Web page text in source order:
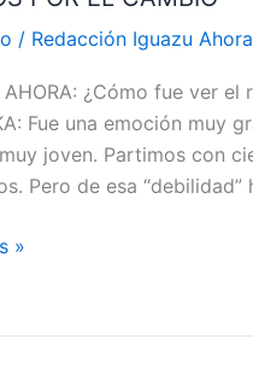
/ Redacción Iguazu Ahora
AHORA: ¿Cómo fue ver el
Fue una emoción muy
joven. Partimos con
Pero de esa
»